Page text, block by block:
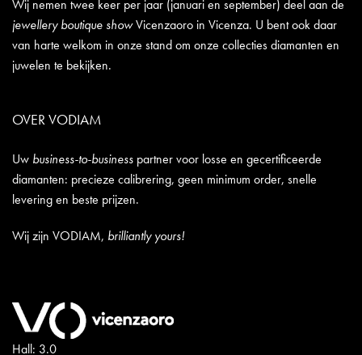
Wij nemen twee keer per jaar (januari en september) deel aan de
jewellery boutique showVicenzaoro in Vicenza. U bent ook daar
van harte welkom in onze stand om onze collecties diamanten en
juwelen te bekijken.
OVER VODIAM
Uw business-to-business partner voor losse en gecertificeerde
diamanten: precieze calibrering, geen minimum order, snelle
levering en beste prijzen.
Wij zijn VODIAM, brilliantly yours!
Hall: 3.0